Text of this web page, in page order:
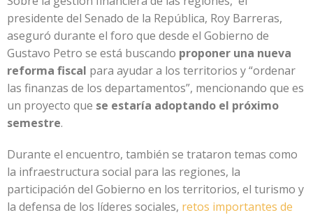
presidente del Senado de la República, Roy Barreras,
aseguró durante el foro que desde el Gobierno de
Gustavo Petro se está buscando proponer una nueva
reforma fiscal para ayudar a los territorios y “ordenar
las finanzas de los departamentos”, mencionando que es
un proyecto que se estaría adoptando el próximo
semestre.
Durante el encuentro, también se trataron temas como
la infraestructura social para las regiones, la
participación del Gobierno en los territorios, el turismo y
la defensa de los líderes sociales, retos importantes de